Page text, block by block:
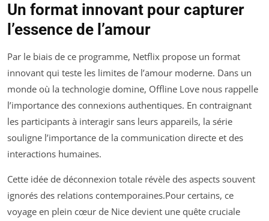
Un format innovant pour capturer
l’essence de l’amour
Par le biais de ce programme, Netflix propose un format
innovant qui teste les limites de l’amour moderne. Dans un
monde où la technologie domine, Offline Love nous rappelle
l’importance des connexions authentiques. En contraignant
les participants à interagir sans leurs appareils, la série
souligne l’importance de la communication directe et des
interactions humaines.
Cette idée de déconnexion totale révèle des aspects souvent
ignorés des relations contemporaines.Pour certains, ce
voyage en plein cœur de Nice devient une quête cruciale